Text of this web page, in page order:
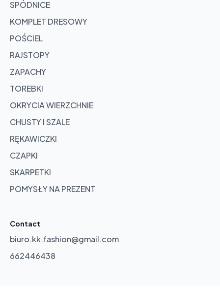
SPÓDNICE
KOMPLET DRESOWY
POŚCIEL
RAJSTOPY
ZAPACHY
TOREBKI
OKRYCIA WIERZCHNIE
CHUSTY I SZALE
RĘKAWICZKI
CZAPKI
SKARPETKI
POMYSŁY NA PREZENT
Contact
biuro.kk.fashion@gmail.com
662446438